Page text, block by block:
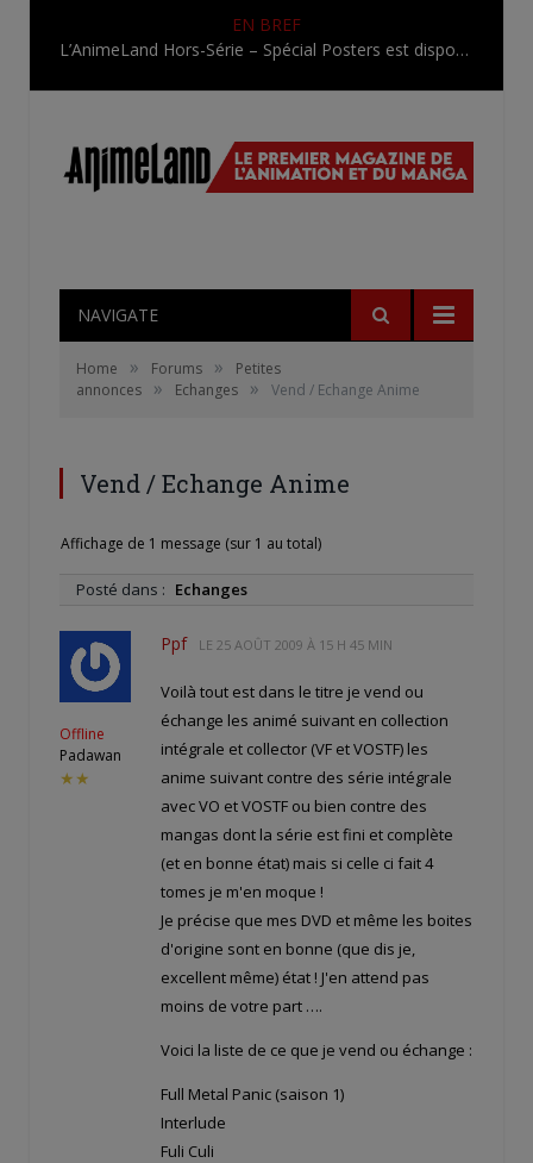
EN BREF
L’AnimeLand Hors-Série – Spécial Posters est disponible !
NAVIGATE
Home » Forums »
Petites
annonces
» Echanges » Vend / Echange Anime
Vend / Echange Anime
Affichage de 1 message (sur 1 au total)
Posté dans : Echanges
Offline
Padawan
★★
Ppf LE 25 AOÛT 2009 À 15 H 45 MIN
Voilà tout est dans le titre je vend ou
échange les animé suivant en collection
intégrale et collector (VF et VOSTF) les
anime suivant contre des série intégrale
avec VO et VOSTF ou bien contre des
mangas dont la série est fini et complète
(et en bonne état) mais si celle ci fait 4
tomes je m'en moque !
Je précise que mes DVD et même les boites
d'origine sont en bonne (que dis je,
excellent même) état ! J'en attend pas
moins de votre part ….
Voici la liste de ce que je vend ou échange :
Full Metal Panic (saison 1)
Interlude
Fuli Culi